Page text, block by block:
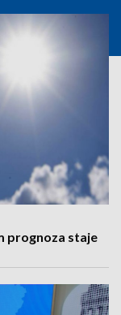
prognoza staje